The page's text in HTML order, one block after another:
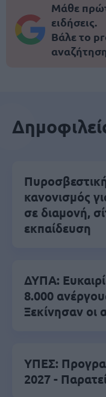
Μάθε
ειδήσεις.
Βάλε το
κανονισμός
σε διαμονή,
εκπαίδευση
ΔΥΠΑ:
8.000
Ξεκίνησαν οι
ΥΠΕΣ:
2027 -